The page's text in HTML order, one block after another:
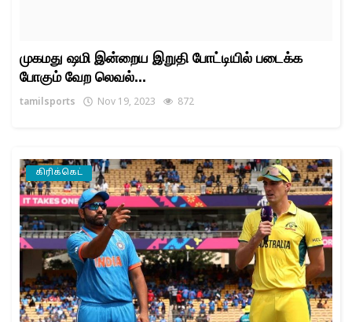
முகமது ஷமி இன்றைய இறுதி போட்டியில் படைக்க
போகும் வேற லெவல்...
tamilsports Nov 19, 2023 872
கிரிக்கெட்